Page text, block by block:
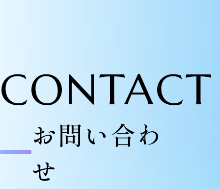
お問い合わ
せ
CONTACT